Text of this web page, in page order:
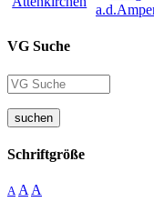
VG Suche
suchen
Schriftgröße
A A A